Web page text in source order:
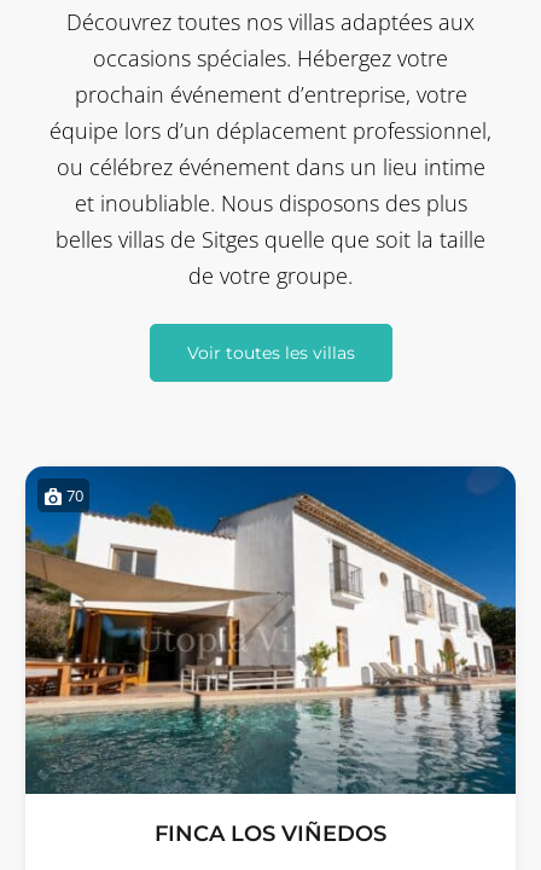
Découvrez toutes nos villas adaptées aux
occasions spéciales. Hébergez votre
prochain événement d’entreprise, votre
équipe lors d’un déplacement professionnel,
ou célébrez événement dans un lieu intime
et inoubliable. Nous disposons des plus
belles villas de Sitges quelle que soit la taille
de votre groupe.
Voir toutes les villas
70
FINCA LOS VIÑEDOS